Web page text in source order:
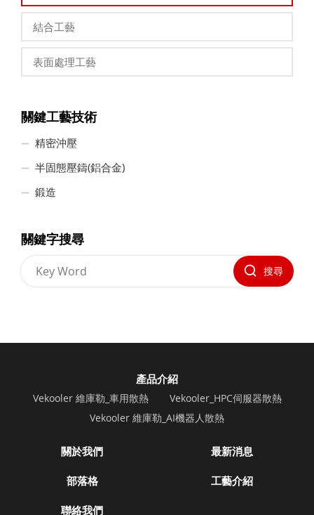
結合工藝
表面處理工藝
關鍵工藝技術
精密沖壓
半固態壓鑄(鋁合金)
鍛造
關鍵字搜尋
搜尋
產品介紹
Vekooler 維庫勒_車用散熱
Vekooler_HPC伺服器散熱
Vekooler 維庫勒_AI機器人散熱
關於我們 最新消息
部落格 工藝介紹
聯絡我們